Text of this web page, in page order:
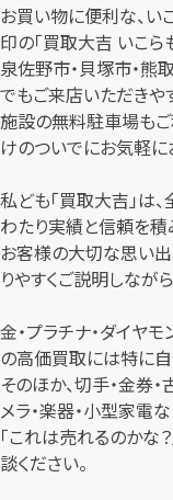
お買い物に便利な、い
印の「買取大吉 いこら
泉佐野市・貝塚市・熊
でもご来店いただきや
施設の無料駐車場も
けのついでにお気軽に
私ども「買取大吉」は
わたり実績と信頼を積
お客様の大切な思い出
りやすくご説明しなが
金・プラチナ・ダイヤ
の高価買取には特に自
そのほか、切手・金券・
メラ・楽器・小型家電
「これは売れるのかな
談ください。